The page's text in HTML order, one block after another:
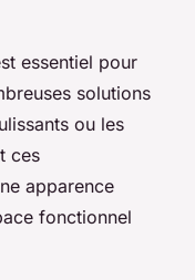
essentiel pour
solutions
ou les
ces
apparence
fonctionnel